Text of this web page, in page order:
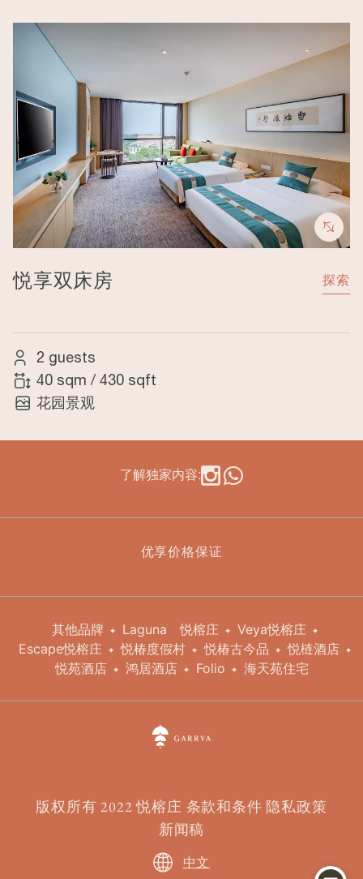
Image
悦享双床房 探索
2 guests
40 sqm / 430 sqft
花园景观
了解独家内容:
优享价格保证
其他品牌 Laguna 悦榕庄
Veya悦榕庄
Escape悦榕庄
悦椿度假村 悦椿古今品
悦梿酒店
悦苑酒店
鸿居酒店 Folio 海天苑住宅
版权所有 2022 悦榕庄 条款和条件 隐私政策
新闻稿
中文